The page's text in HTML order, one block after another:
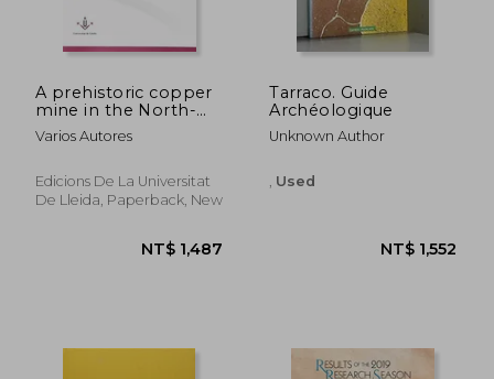
A prehistoric copper
mine in the North-
East of the Iberian
Peninsula: . Solana del
Tarragona).
Varios Autores
Edicions De La Universitat
De Lleida, Paperback, New
Tarraco. Guide
Archéologique
Unknown Author
Used